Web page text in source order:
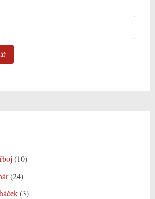
(10)
(24)
(3)